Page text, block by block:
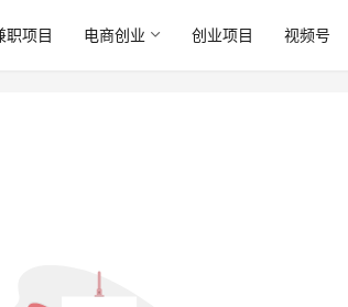
职项目 电商创业 创业项目 视频号